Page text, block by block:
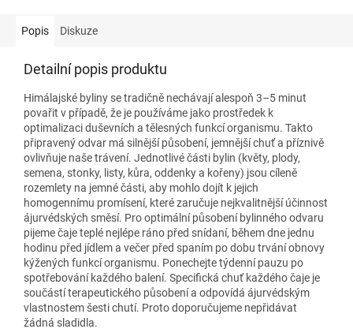
Popis Diskuze
Detailní popis produktu
Himálajské byliny se tradičně nechávají alespoň 3–5 minut
povařit v případě, že je používáme jako prostředek k
optimalizaci duševních a tělesných funkcí organismu. Takto
připravený odvar má silnější působení, jemnější chuť a příznivě
ovlivňuje naše trávení. Jednotlivé části bylin (květy, plody,
semena, stonky, listy, kůra, oddenky a kořeny) jsou cíleně
rozemlety na jemné části, aby mohlo dojít k jejich
homogennímu promísení, které zaručuje nejkvalitnější účinnost
ájurvédských směsí. Pro optimální působení bylinného odvaru
pijeme čaje teplé nejlépe ráno před snídaní, během dne jednu
hodinu před jídlem a večer před spaním po dobu trvání obnovy
kýžených funkcí organismu. Ponechejte týdenní pauzu po
spotřebování každého balení. Specifická chuť každého čaje je
součástí terapeutického působení a odpovídá ájurvédským
vlastnostem šesti chutí. Proto doporučujeme nepřidávat
žádná sladidla.